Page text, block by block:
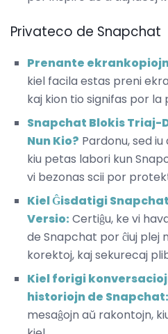
Privateco de Snapchat
Prenante
kiel facila estas preni
kaj kion tio signifas por
Snapchat Blokis Triaj-
Nun Kio? Pardonu, sed
kiu petas labori kun
vi bezonas scii por
Kiel Ĝisdatigi
Versio: Certiĝu, ke vi
de Snapchat por ĉiuj plej
korektoj, kaj sekurecaj
Kiel forigi
historiojn de Snapchat:
mesaĝojn aŭ rakontojn,